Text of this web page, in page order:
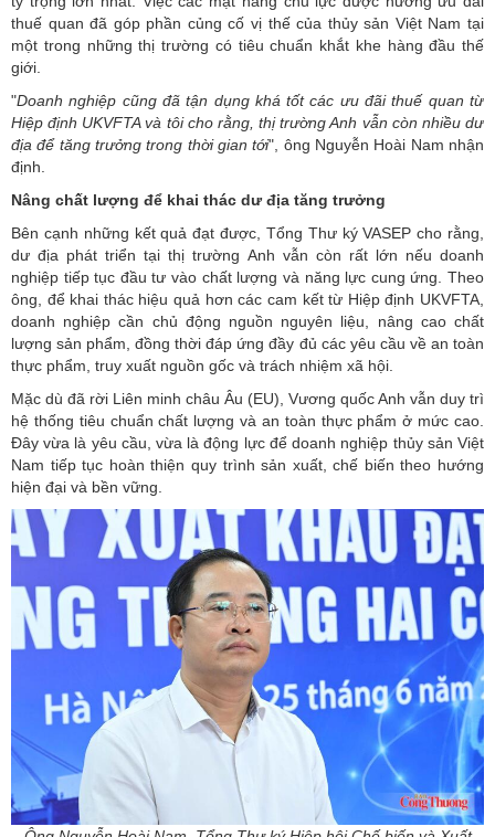
thuế quan đã góp phần củng cố vị thế của thủy sản Việt Nam tại
một trong những thị trường có tiêu chuẩn khắt khe hàng đầu thế
giới.
"Doanh nghiệp cũng đã tận dụng khá tốt các ưu đãi thuế quan từ
Hiệp định UKVFTA và tôi cho rằng, thị trường Anh vẫn còn nhiều dư
địa để tăng trưởng trong thời gian tới", ông Nguyễn Hoài Nam nhận
định.
Nâng chất lượng để khai thác dư địa tăng trưởng
Bên cạnh những kết quả đạt được, Tổng Thư ký VASEP cho rằng,
dư địa phát triển tạithị trường Anh vẫn còn rất lớn nếu doanh
nghiệp tiếp tục đầu tư vào chất lượng và năng lực cung ứng. Theo
ông, để khai thác hiệu quả hơn các cam kết từ Hiệp định UKVFTA,
doanh nghiệp cần chủ động nguồn nguyên liệu, nâng cao chất
lượng sản phẩm, đồng thời đáp ứng đầy đủ các yêu cầu về an toàn
thực phẩm, truy xuất nguồn gốc và trách nhiệm xã hội.
Mặc dù đã rời Liên minh châu Âu (EU), Vương quốc Anh vẫn duy trì
hệ thống tiêu chuẩn chất lượng và an toàn thực phẩm ở mức cao.
Đây vừa là yêu cầu, vừa là động lực để doanh nghiệp thủy sản Việt
Nam tiếp tục hoàn thiện quy trình sản xuất, chế biến theo hướng
hiện đại và bền vững.